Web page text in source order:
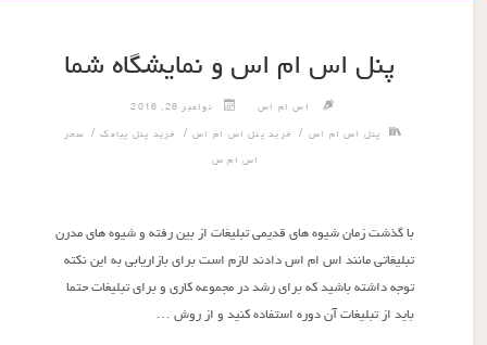
پنل اس ام اس و نمایشگاه شما
اس ام اس نوامبر 26, 2016
پنل اس ام اس/ خرید پنل اس ام اس / خرید پنل پیامک/ سحر
اس ام س
با گذشت زمان شیوه های قدیمی تبلیغات از بین رفته و شیوه های مدرن
تبلیغاتی مانند اس ام اس دادند لازم است برای بازاریابی به این نکته
توجه داشته باشید که برای رشد در مجموعه کاری و برای تبلیغات حتما
باید از تبلیغات آن دوره استفاده کنید و از روش …